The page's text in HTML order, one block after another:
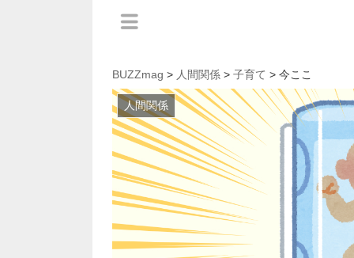
BUZZmag > 人間関係 > 子育て > 今ここ
人間関係